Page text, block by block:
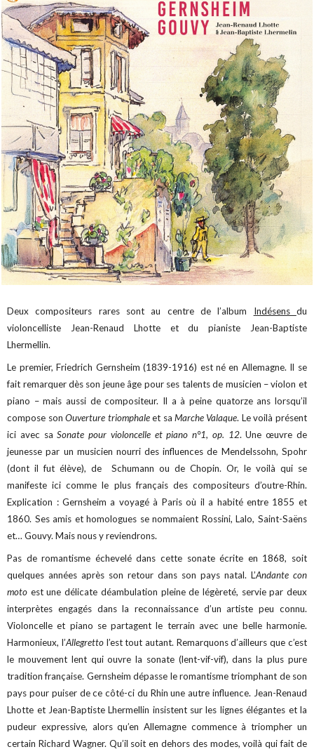
Deux compositeurs rares sont au centre de l’album Indésens du
violoncelliste Jean-Renaud Lhotte et du pianiste Jean-Baptiste
Lhermellin.
Le premier, Friedrich Gernsheim (1839-1916) est né en Allemagne. Il se
fait remarquer dès son jeune âge pour ses talents de musicien – violon et
piano – mais aussi de compositeur. Il a à peine quatorze ans lorsqu’il
compose sonOuverture triomphaleet sa Marche Valaque. Le voilà présent
ici avec saSonate pour violoncelle et piano n°1, op. 12. Une œuvre de
jeunesse par un musicien nourri des influences de Mendelssohn, Spohr
(dont il fut élève), de Schumann ou de Chopin. Or, le voilà qui se
manifeste ici comme le plus français des compositeurs d’outre-Rhin.
Explication : Gernsheim a voyagé à Paris où il a habité entre 1855 et
1860. Ses amis et homologues se nommaient Rossini, Lalo, Saint-Saëns
et… Gouvy. Mais nous y reviendrons.
Pas de romantisme échevelé dans cette sonate écrite en 1868, soit
quelques années après son retour dans son pays natal. L’Andante con
moto est une délicate déambulation pleine de légèreté, servie par deux
interprètes engagés dans la reconnaissance d’un artiste peu connu.
Violoncelle et piano se partagent le terrain avec une belle harmonie.
Harmonieux, l’Allegretto l’est tout autant. Remarquons d’ailleurs que c’est
le mouvement lent qui ouvre la sonate (lent-vif-vif), dans la plus pure
tradition française. Gernsheim dépasse le romantisme triomphant de son
pays pour puiser de ce côté-ci du Rhin une autre influence. Jean-Renaud
Lhotte et Jean-Baptiste Lhermellin insistent sur les lignes élégantes et la
pudeur expressive, alors qu’en Allemagne commence à triompher un
certain Richard Wagner. Qu’il soit en dehors des modes, voilà qui fait de